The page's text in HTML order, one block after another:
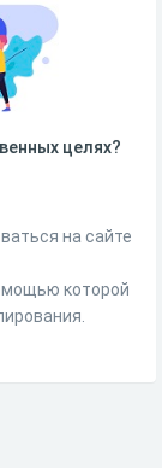
целях?
на сайте
которой